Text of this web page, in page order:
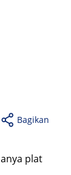
Bagikan
plat